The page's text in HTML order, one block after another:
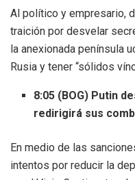
Al político y empresario,
traición por desvelar
la anexionada península
Rusia y tener “sólidos
8:05 (BOG) Putin
redirigirá sus
En medio de las
intentos por reducir la